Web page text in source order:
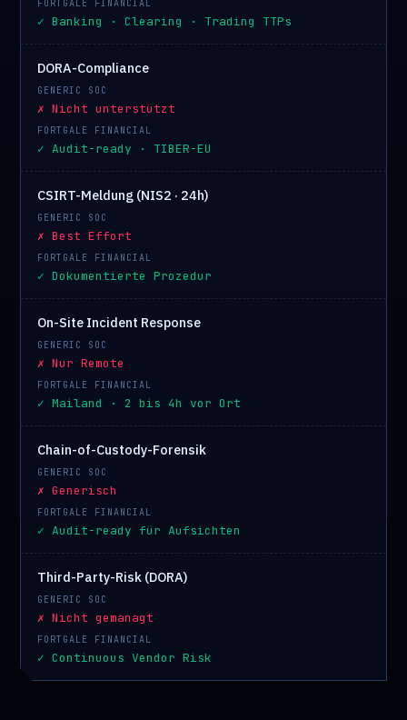
✓ Banking · Clearing · Trading TTPs
DORA-Compliance
✗ Nicht unterstützt
✓ Audit-ready · TIBER-EU
CSIRT-Meldung (NIS2 · 24h)
✗ Best Effort
✓ Dokumentierte Prozedur
On-Site Incident Response
✗ Nur Remote
✓ Mailand · 2 bis 4h vor Ort
Chain-of-Custody-Forensik
✗ Generisch
✓ Audit-ready für Aufsichten
Third-Party-Risk (DORA)
✗ Nicht gemanagt
✓ Continuous Vendor Risk